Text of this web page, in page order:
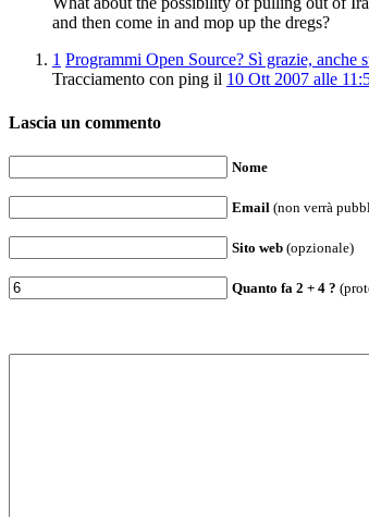
and then come in and mop up the dregs?
1 Programmi Open Source? Sì grazie, anche
Tracciamento con ping il 10 Ott 2007 alle
Lascia un commento
Nome
Email (non verrà
Sito web (opzionale)
Quanto fa 2 + 4 ?